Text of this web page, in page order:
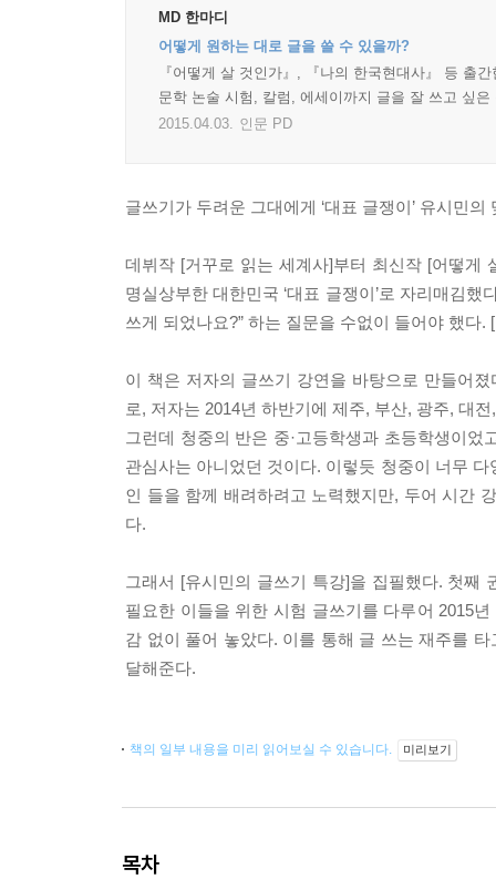
MD 한마디
어떻게 원하는 대로 글을 쓸 수 있을까?
『어떻게 살 것인가』, 『나의 한국현대사』 등 출
문학 논술 시험, 칼럼, 에세이까지 글을 잘 쓰고 싶
2015.04.03. 인문 PD
글쓰기가 두려운 그대에게 ‘대표 글쟁이’ 유시민의
데뷔작 [거꾸로 읽는 세계사]부터 최신작 [어떻게
명실상부한 대한민국 ‘대표 글쟁이’로 자리매김
쓰게 되었나요?” 하는 질문을 수없이 들어야 했다
이 책은 저자의 글쓰기 강연을 바탕으로 만들어
로, 저자는 2014년 하반기에 제주, 부산, 광주, 대
그런데 청중의 반은 중·고등학생과 초등학생이
관심사는 아니었던 것이다. 이렇듯 청중이 너무
인 들을 함께 배려하려고 노력했지만, 두어 시간
다.
그래서 [유시민의 글쓰기 특강]을 집필했다. 첫째
필요한 이들을 위한 시험 글쓰기를 다루어 2015
감 없이 풀어 놓았다. 이를 통해 글 쓰는 재주를
달해준다.
책의 일부 내용을 미리 읽어보실 수 있습니다. 미리보기
목차